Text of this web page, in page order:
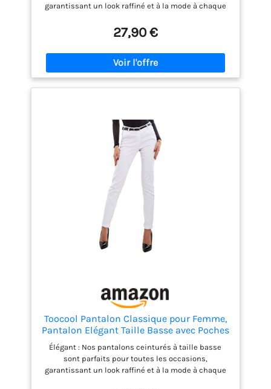
garantissant un look raffiné et à la mode à chaque
pantalon offre une fonctionnalité maximale sans
compromettre votre style, vous permettant
d'emporter l'essentiel avec vous. Coupe cigarette :
La coupe de ce pantalon élégant met en valeur votre
silhouette, vous donnant une allure fine et
féminine, idéale pour l'associer à des chemises et
gamme complète de tailles, s'adaptant
parfaitement à votre style. Confort : Grâce aux
matériaux utilisés, ces pantalons classiques sont
confortables et durables. Ils conservent leur forme
et leur couleur même après de nombreux lavages.
27,90 €
Toocool Pantalon Classique pour Femme,
Pantalon Elégant Taille Basse avec Poches
et Ceinture, Pantalons d'Eté pour Femme
AS-28251 [XXL, Blanc]
Élégant : Nos pantalons ceinturés à taille basse
sont parfaits pour toutes les occasions,
garantissant un look raffiné et à la mode à chaque